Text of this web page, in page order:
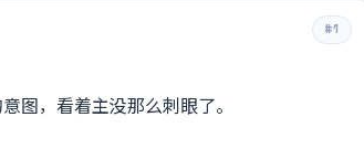
#1
图，看着主没那么刺眼了。